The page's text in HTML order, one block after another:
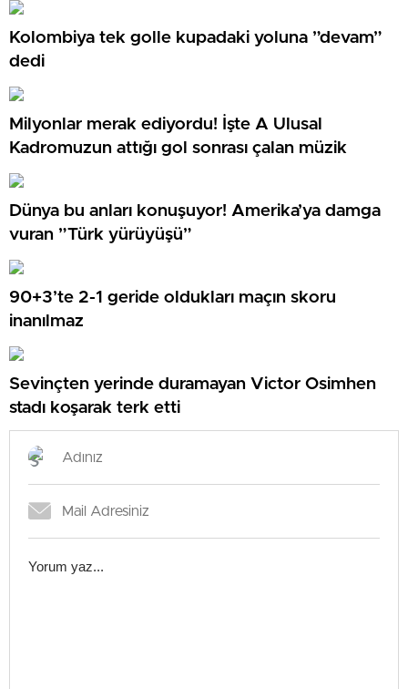
Kolombiya tek golle kupadaki yoluna ”devam”
dedi
Milyonlar merak ediyordu! İşte A Ulusal
Kadromuzun attığı gol sonrası çalan müzik
Dünya bu anları konuşuyor! Amerika’ya damga
vuran ”Türk yürüyüşü”
90+3’te 2-1 geride oldukları maçın skoru
inanılmaz
Sevinçten yerinde duramayan Victor Osimhen
stadı koşarak terk etti